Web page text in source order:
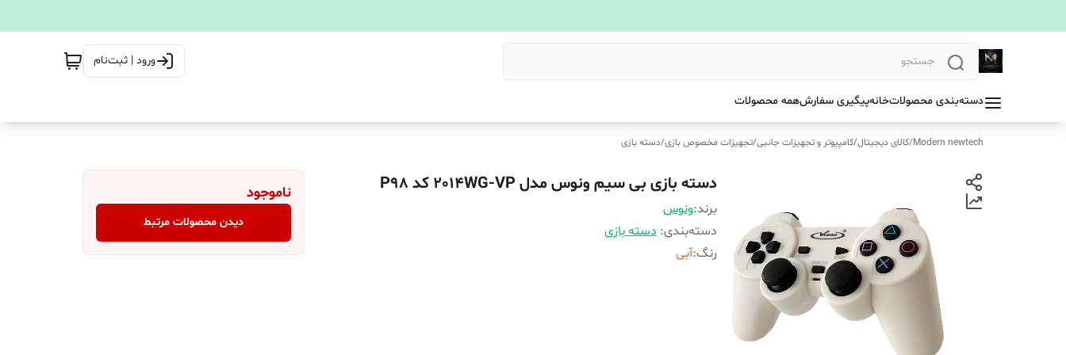
ورود | ثبت‌نام
دسته‌بندی محصولاتخانهپیگیری سفارشهمه محصولات
Modern newtech
/کالای دیجیتال/کامپیوتر و تجهیزات جانبی/تجهیزات مخصوص بازی/دسته بازی
دسته بازی بی سیم ونوس مدل 2014WG-VP کد P98
برند:ونوس
دسته‌بندی: دسته بازی
رنگ:آبی
ناموجود
دیدن محصولات مرتبط